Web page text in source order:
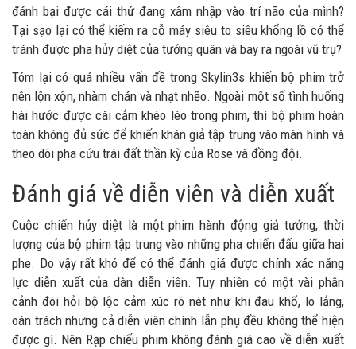
đánh bại được cái thứ đang xâm nhập vào trí não của mình?
Tại sạo lại có thể kiếm ra cỗ máy siêu to siêu khổng lồ có thể
tránh được pha hủy diệt của tướng quân và bay ra ngoài vũ trụ?
Tóm lại có quá nhiều vấn đề trong Skylin3s khiến bộ phim trở
nên lộn xộn, nhàm chán và nhạt nhẽo. Ngoài một số tình huống
hài hước được cài cắm khéo léo trong phim, thì bộ phim hoàn
toàn không đủ sức để khiến khán giả tập trung vào màn hình và
theo dõi pha cứu trái đất thần kỳ của Rose và đồng đội.
Đánh giá về diễn viên và diễn xuất
Cuộc chiến hủy diệt là một phim hành động giả tưởng, thời
lượng của bộ phim tập trung vào những pha chiến đấu giữa hai
phe. Do vậy rất khó để có thể đánh giá được chính xác năng
lực diễn xuất của dàn diễn viên. Tuy nhiên có một vài phân
cảnh đòi hỏi bộ lộc cảm xúc rõ nét như khi đau khổ, lo lắng,
oán trách nhưng cả diễn viên chính lẫn phụ đều không thể hiện
được gì. Nên Rạp chiếu phim không đánh giá cao về diễn xuất